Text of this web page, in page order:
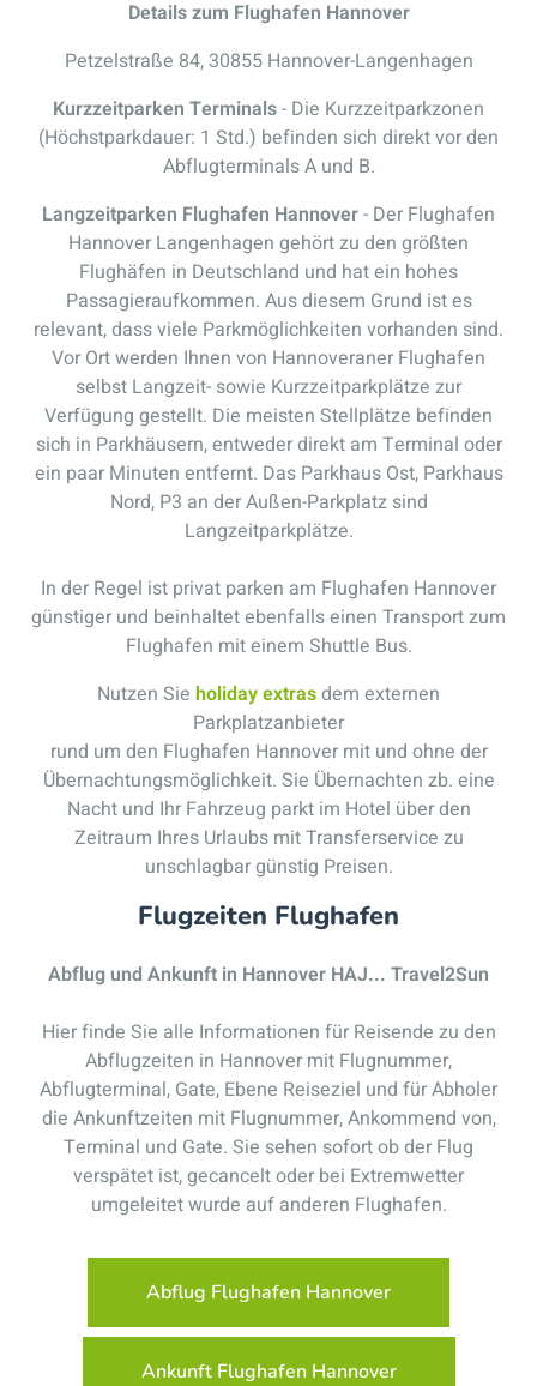
Details zum Flughafen Hannover
Petzelstraße 84, 30855 Hannover-Langenhagen
Kurzzeitparken Terminals- Die Kurzzeitparkzonen
(Höchstparkdauer: 1 Std.) befinden sich direkt vor den
Abflugterminals A und B.
Langzeitparken Flughafen Hannover- Der Flughafen
Hannover Langenhagen gehört zu den größten
Flughäfen in Deutschland und hat ein hohes
Passagieraufkommen. Aus diesem Grund ist es
relevant, dass viele Parkmöglichkeiten vorhanden sind.
Vor Ort werden Ihnen von Hannoveraner Flughafen
selbst Langzeit- sowie Kurzzeitparkplätze zur
Verfügung gestellt. Die meisten Stellplätze befinden
sich in Parkhäusern, entweder direkt am Terminal oder
ein paar Minuten entfernt. Das Parkhaus Ost, Parkhaus
Nord, P3 an der Außen-Parkplatz sind
Langzeitparkplätze.
In der Regel ist privat parken am Flughafen Hannover
günstiger und beinhaltet ebenfalls einen Transport zum
Flughafen mit einem Shuttle Bus.
Nutzen Sie holiday extrasdem externen
Parkplatzanbieter
rund um den Flughafen Hannover mit und ohne der
Übernachtungsmöglichkeit. Sie Übernachten zb. eine
Nacht und Ihr Fahrzeug parkt im Hotel über den
Zeitraum Ihres Urlaubs mit Transferservice zu
unschlagbar günstig Preisen.
Flugzeiten Flughafen
Abflug und Ankunft in Hannover HAJ... Travel2Sun
Hier finde Sie alle Informationen für Reisende zu den
Abflugzeiten in Hannover mit Flugnummer,
Abflugterminal, Gate, Ebene Reiseziel und für Abholer
die Ankunftzeiten mit Flugnummer, Ankommend von,
Terminal und Gate. Sie sehen sofort ob der Flug
verspätet ist, gecancelt oder bei Extremwetter
umgeleitet wurde auf anderen Flughafen.
Abflug Flughafen Hannover
Ankunft Flughafen Hannover